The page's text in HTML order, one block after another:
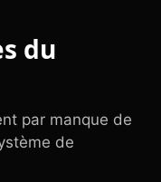
du
par manque de
de